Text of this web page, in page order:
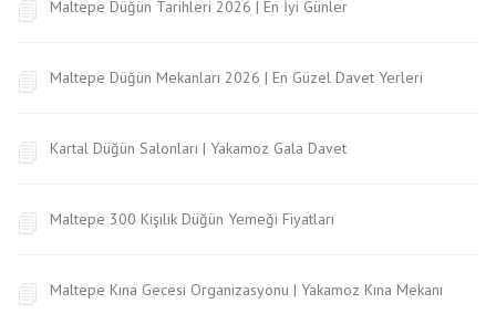
Maltepe Düğün Tarihleri 2026 | En İyi Günler
Maltepe Düğün Mekanları 2026 | En Güzel Davet Yerleri
Kartal Düğün Salonları | Yakamoz Gala Davet
Maltepe 300 Kişilik Düğün Yemeği Fiyatları
Maltepe Kına Gecesi Organizasyonu | Yakamoz Kına Mekanı